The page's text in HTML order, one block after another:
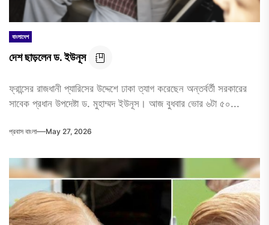
বাংলাদেশ
দেশ ছাড়লেন ড. ইউনূস
ফ্রান্সের রাজধানী প্যারিসের উদ্দেশে ঢাকা ত্যাগ করেছেন অন্তর্বর্তী সরকারের
সাবেক প্রধান উপদেষ্টা ড. মুহাম্মদ ইউনূস। আজ বুধবার ভোর ৬টা ৫০...
প্রবাস বাংলা May 27, 2026